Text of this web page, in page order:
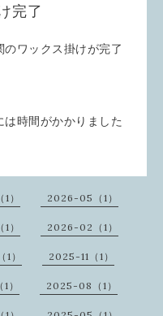
完了
ワックス掛けが完了
時間がかかりました
） 2026-05（1）
） 2026-02（1）
） 2025-11（1）
） 2025-08（1）